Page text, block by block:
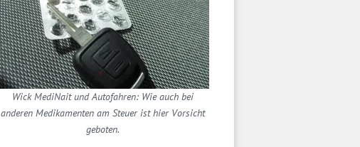
Wick MediNait und Autofahren: Wie auch bei
anderen Medikamenten am Steuer ist hier Vorsicht
geboten.